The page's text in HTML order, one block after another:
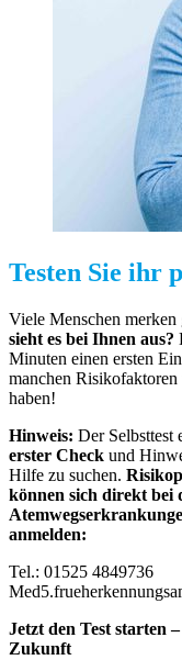
Testen Sie ihr
Viele Menschen merken
sieht es bei Ihnen aus?
Minuten einen ersten
manchen
haben!
Hinweis: Der Selbsttest
erster Check und
Hilfe zu suchen.
können sich direkt
anmelden:
Tel.: 01525 4849736
Jetzt den Test starten
Zukunft